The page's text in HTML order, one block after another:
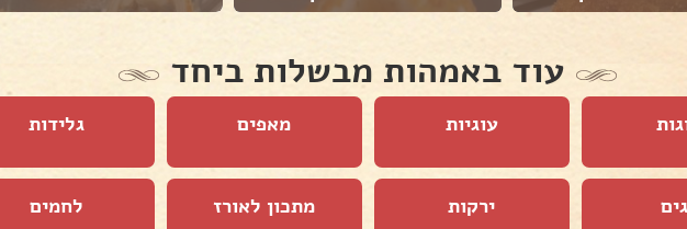
עוד באמהות מבשלות ביחד
עוגיות מאפים גלידות
ירקות מתכון לאורז לחמים